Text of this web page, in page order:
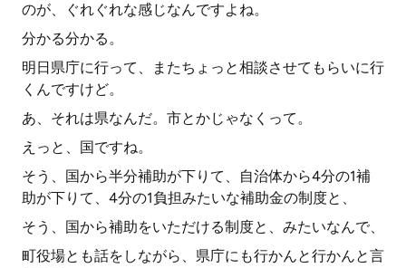
のが、ぐれぐれな感じなんですよね。
分かる分かる。
明日県庁に行って、またちょっと相談させてもらいに行
くんですけど。
あ、それは県なんだ。市とかじゃなくって。
えっと、国ですね。
そう、国から半分補助が下りて、自治体から4分の1補
助が下りて、4分の1負担みたいな補助金の制度と、
そう、国から補助をいただける制度と、みたいなんで、
町役場とも話をしながら、県庁にも行かんと行かんと言